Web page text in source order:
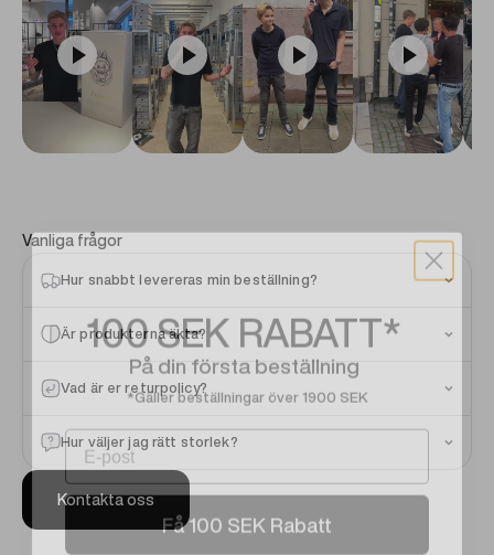
Vanliga frågor
Hur snabbt levereras min beställning?
Är produkterna äkta?
Vad är er returpolicy?
Hur väljer jag rätt storlek?
Kontakta oss
100 SEK RABATT*
På din första beställning
*Gäller beställningar över 1900 SEK